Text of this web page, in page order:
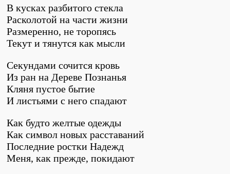
В кусках разбитого стекла
Расколотой на части жизни
Размеренно, не торопясь
Текут и тянутся как мысли
Секундами сочится кровь
Из ран на Дереве Познанья
Кляня пустое бытие
И листьями с него спадают
Как будто желтые одежды
Как символ новых расставаний
Последние ростки Надежд
Меня, как прежде, покидают